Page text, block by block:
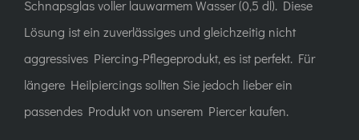
Schnapsglas voller lauwarmem Wasser (0,5 dl). Diese
Lösung ist ein zuverlässiges und gleichzeitig nicht
aggressives Piercing-Pflegeprodukt, es ist perfekt. Für
längere Heilpiercings sollten Sie jedoch lieber ein
passendes Produkt von unserem Piercer kaufen.